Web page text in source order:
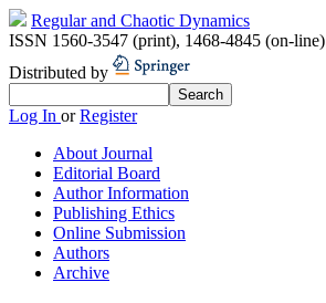
Regular and Chaotic Dynamics
ISSN 1560-3547 (print), 1468-4845 (on-line)
Distributed by
Log In orRegister
About Journal
Editorial Board
Author Information
Publishing Ethics
Online Submission
Authors
Archive